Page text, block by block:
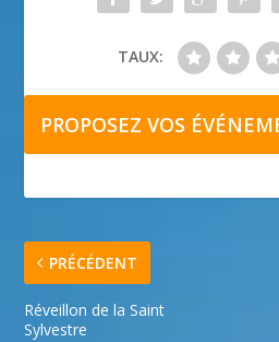
TAUX:
PROPOSEZ VOS
PRÉCÉDENT
Réveillon de la Saint
Sylvestre